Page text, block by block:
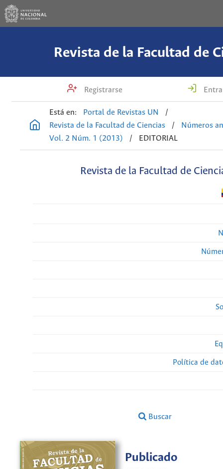
Revista de la Facultad de
Registrarse
Está en: Portal de Revistas UN
/
Revista de la Facultad de Ciencias
/
Números
Vol. 2 Núm. 1 (2013)
/ EDITORIAL
Revista de la Facultad de
Política de
Buscar
Publicado